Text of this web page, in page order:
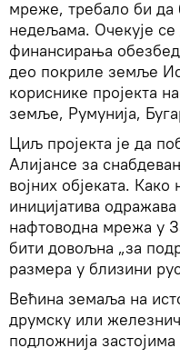
мреже, требало би да
недељама. Очекује се
финансирања
део покриле земље
кориснике пројекта
земље, Румунија,
Циљ пројекта је да
Алијансе за
војних објеката. Како
иницијатива
нафтоводна мрежа у
бити довољна „за
размера у близини
Већина земаља на
друмску или
подложнија